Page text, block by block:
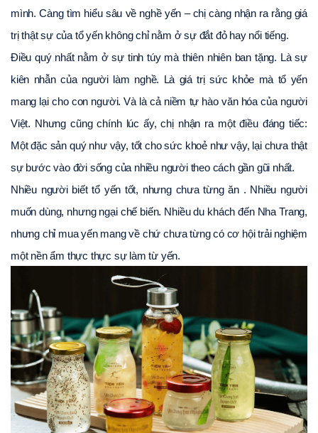
mình. Càng tìm hiểu sâu về nghề yến – chị càng nhận ra rằng giá
trị thật sự của tổ yến không chỉ nằm ở sự đắt đỏ hay nổi tiếng.
Điều quý nhất nằm ở sự tinh túy mà thiên nhiên ban tặng. Là sự
kiên nhẫn của người làm nghề. Là giá trị sức khỏe mà tổ yến
mang lại cho con người. Và là cả niềm tự hào văn hóa của người
Việt. Nhưng cũng chính lúc ấy, chị nhận ra một điều đáng tiếc:
Một đặc sản quý như vậy, tốt cho sức khoẻ như vậy, lại chưa thật
sự bước vào đời sống của nhiều người theo cách gần gũi nhất.
Nhiều người biết tổ yến tốt, nhưng chưa từng ăn . Nhiều người
muốn dùng, nhưng ngại chế biến. Nhiều du khách đến Nha Trang,
nhưng chỉ mua yến mang về chứ chưa từng có cơ hội trải nghiệm
một nền ẩm thực thực sự làm từ yến.